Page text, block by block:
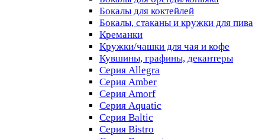
Бокалы для коктейлей
Бокалы, стаканы и кружки для пива
Креманки
Кружки/чашки для чая и кофе
Кувшины, графины, декантеры
Серия Allegra
Серия Amber
Серия Amorf
Серия Aquatic
Серия Baltic
Серия Bistro